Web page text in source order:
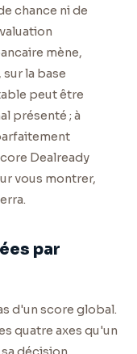
chance ni de
mène,
la base
peut être
présenté ; à
Dealready
vous montrer,
par
d'un score global.
quatre axes qu'un